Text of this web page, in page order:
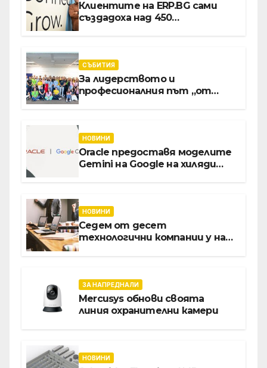
Клиентите на ERP.BG сами
създадоха над 450
интелект
СЪБИТИЯ
За лидерството и
професионалния път „от
директор Асен Великов
НОВИНИ
Oracle предоставя моделите
Gemini на Google на хиляди
НОВИНИ
Седем от десет
технологични компании у нас
ЗА НАПРЕДНАЛИ
Mercusys обнови своята
линия охранителни камери
НОВИНИ